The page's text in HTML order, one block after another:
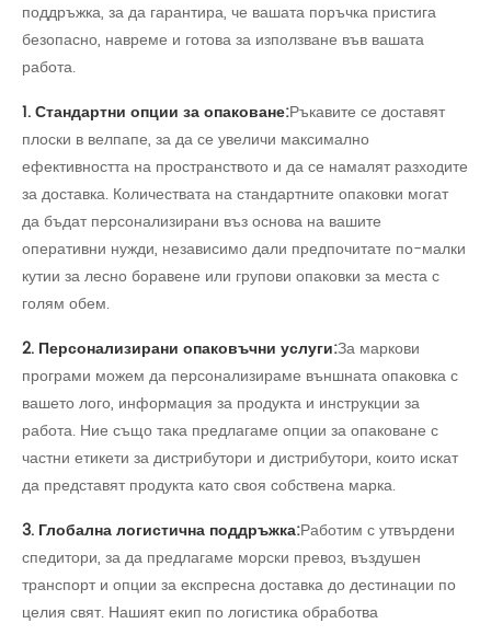
поддръжка, за да гарантира, че вашата поръчка пристига
безопасно, навреме и готова за използване във вашата
работа.
1. Стандартни опции за опаковане:Ръкавите се доставят
плоски в велпапе, за да се увеличи максимално
ефективността на пространството и да се намалят разходите
за доставка. Количествата на стандартните опаковки могат
да бъдат персонализирани въз основа на вашите
оперативни нужди, независимо дали предпочитате по-малки
кутии за лесно боравене или групови опаковки за места с
голям обем.
2. Персонализирани опаковъчни услуги:За маркови
програми можем да персонализираме външната опаковка с
вашето лого, информация за продукта и инструкции за
работа. Ние също така предлагаме опции за опаковане с
частни етикети за дистрибутори и дистрибутори, които искат
да представят продукта като своя собствена марка.
3. Глобална логистична поддръжка:Работим с утвърдени
спедитори, за да предлагаме морски превоз, въздушен
транспорт и опции за експресна доставка до дестинации по
целия свят. Нашият екип по логистика обработва